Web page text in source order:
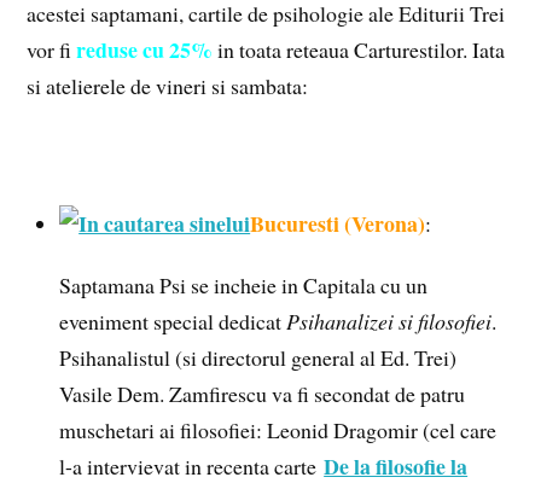
acestei saptamani, cartile de psihologie ale Editurii Trei
vor fireduse cu 25% in toata reteaua Carturestilor. Iata
si atelierele de vineri si sambata:
Bucuresti (Verona):
Saptamana Psi se incheie in Capitala cu un
eveniment special dedicatPsihanalizei si filosofiei.
Psihanalistul (si directorul general al Ed. Trei)
Vasile Dem. Zamfirescu va fi secondat de patru
muschetari ai filosofiei: Leonid Dragomir (cel care
l-a intervievat in recenta carteDe la filosofie la